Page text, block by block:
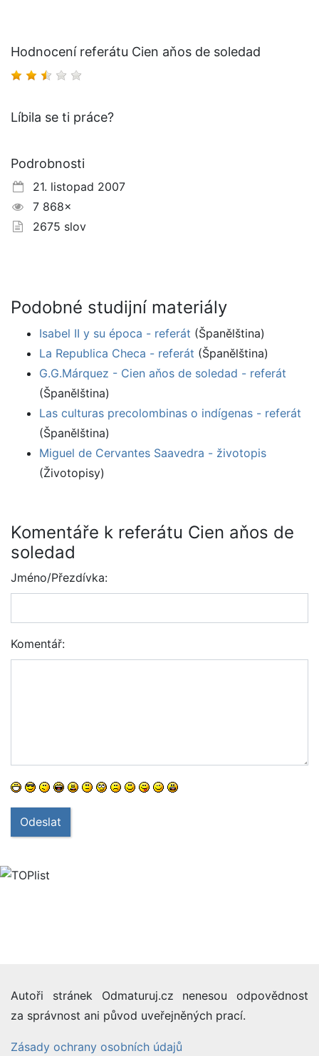
Hodnocení referátu Cien aňos de soledad
Líbila se ti práce?
Podrobnosti
21. listopad 2007
7 868×
2675 slov
Podobné studijní materiály
Isabel II y su época - referát (Španělština)
La Republica Checa - referát (Španělština)
G.G.Márquez - Cien aňos de soledad - referát
(Španělština)
Las culturas precolombinas o indígenas - referát
(Španělština)
Miguel de Cervantes Saavedra - životopis
(Životopisy)
Komentáře k referátu Cien aňos de
soledad
Jméno/Přezdívka:
Komentář:
Odeslat
Autoři stránek Odmaturuj.cz nenesou odpovědnost
za správnost ani původ uveřejněných prací.
Zásady ochrany osobních údajů